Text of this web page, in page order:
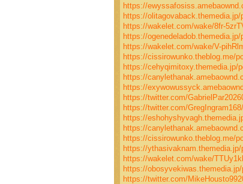
https://
https://olitagovaback.themedia.jp/
https://wakelet.com/wake/8fr-
https://
https://wakelet.com/wake/V-
https://cissirowunko.theblog.me/
https://cehyqimitoxy.themedia.jp/
https://
https://
https://twitter.com/
https://twitter.com/
https://
https://
https://cissirowunko.theblog.me/
https://ythasivaknam.themedia.jp/
https://wakelet.com/wake/
https://
https://twitter.com/